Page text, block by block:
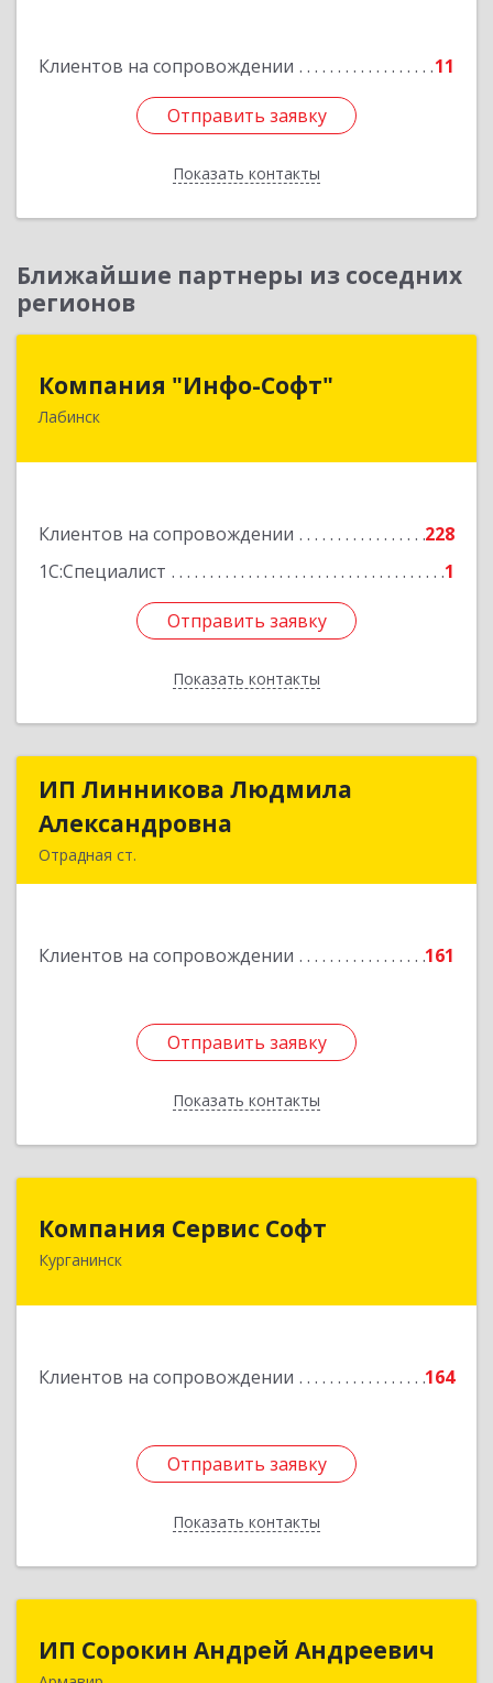
Клиентов на сопровождении 11
Отправить заявку
Показать контакты
Отправить заявку
Назад
Ближайшие партнеры из соседних
регионов
Компания "Инфо-Софт"
Лабинск
Клиентов на сопровождении
228
1С:Специалист
1
Отправить заявку
Показать контакты
Компания "Инфо-Софт"
352500, Краснодарский край, Лабинский р-н,
Отправить заявку
Назад
ИП Линникова Людмила
Александровна
Отрадная ст.
Клиентов на сопровождении 161
Отправить заявку
Показать контакты
ИП Линникова Людмила
Подробнее
Отправить заявку
Назад
Компания Сервис Софт
Курганинск
Клиентов на сопровождении 164
Отправить заявку
Показать контакты
Компания Сервис Софт
352430, Краснодарский край, Курганинск г,
Отправить заявку
Назад
ИП Сорокин Андрей Андреевич
ИП Сорокин Андрей Андреевич